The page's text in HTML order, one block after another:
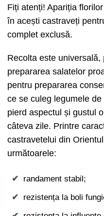
Fiți atenți! Apariția
în acești castraveți
complet exclusă.
Recolta este
prepararea salatelor
pentru prepararea
ce se culeg legumele
pierd aspectul și gustul
câteva zile. Printre
castravetelui din
următoarele:
randament stabil;
rezistența la boli